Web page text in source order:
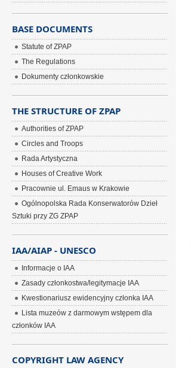
BASE DOCUMENTS
Statute of ZPAP
The Regulations
Dokumenty członkowskie
THE STRUCTURE OF ZPAP
Authorities of ZPAP
Circles and Troops
Rada Artystyczna
Houses of Creative Work
Pracownie ul. Emaus w Krakowie
Ogólnopolska Rada Konserwatorów Dzieł
Sztuki przy ZG ZPAP
IAA/AIAP - UNESCO
Informacje o IAA
Zasady członkostwa/legitymacje IAA
Kwestionariusz ewidencyjny członka IAA
Lista muzeów z darmowym wstępem dla
członków IAA
COPYRIGHT LAW AGENCY